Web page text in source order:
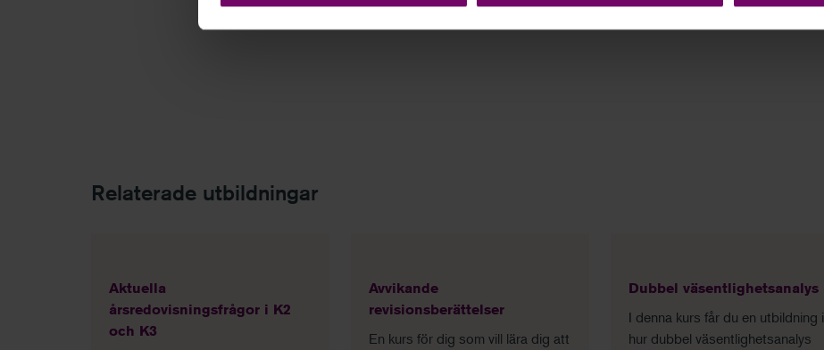
Relaterade utbildningar
Aktuella
årsredovisningsfrågor i K2
och K3
Avvikande
revisionsberättelser
En kurs för dig som vill lära dig att
Dubbel väsentlighetsanalys
I denna kurs får du en utbildning i
hur dubbel väsentlighetsanalys